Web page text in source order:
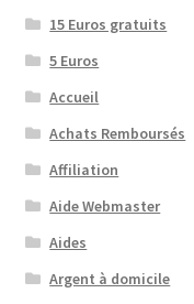
15 Euros gratuits
5 Euros
Accueil
Achats Remboursés
Affiliation
Aide Webmaster
Aides
Argent à domicile